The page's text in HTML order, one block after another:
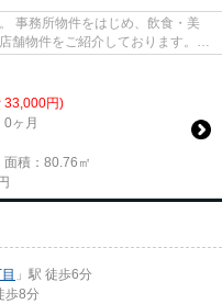
事務所物件をはじめ、飲食・美
舗物件をご紹介しております。
33,000円)
0ヶ月
積：80.76㎡
」駅 徒歩6分
歩8分